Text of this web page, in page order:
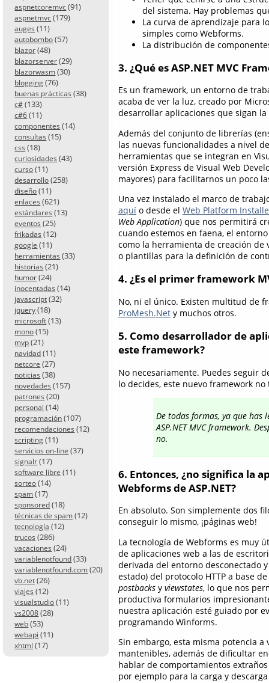
aspnetcoremvc (91)
aspnetmvc (179)
auges (11)
autobombo (57)
blazor (48)
blazorserver (29)
blazorwasm (30)
blogging (76)
buenas prácticas (38)
c# (133)
c#6 (11)
componentes (14)
consultas (15)
css (18)
curiosidades (43)
curso (11)
desarrollo (258)
diseño (11)
enlaces (621)
estándares (13)
eventos (25)
frikadas (12)
google (11)
herramientas (33)
historias (21)
humor (24)
inocentadas (14)
javascript (32)
jquery (18)
microsoft (13)
mono (15)
mvp (21)
navidad (11)
netcore (27)
noticias (38)
novedades (157)
patrones (20)
personal (14)
programación (107)
recomendaciones (12)
scripting (11)
servicios on-line (37)
signalr (17)
software libre (11)
sorteo (14)
spam (17)
sponsored (18)
técnicas de spam (12)
tecnología (12)
trucos (286)
vacaciones (24)
variablenotfound (33)
variablenotfound.com (20)
vb.net (26)
viajes (12)
visualstudio (11)
vs2008 (28)
web (53)
webapi (11)
xhtml (17)
del sistema. Hay problemas
La curva de aprendizaje para
simples como Webforms.
La distribución de
3. ¿Qué es ASP.NET MVC
Es un framework, un entorno de
acaba de ver la luz, creado por
desarrollar aplicaciones que sigan la
Además del conjunto de librerías
las nuevas funcionalidades a nivel
herramientas que se integran en
versión Express de Visual Web
mayores) para facilitarnos un poco
Una vez instalado el marco de
aquí o desde el Web Platform
Web Application) que nos permitirá
cuando estemos en faena, el
como la herramienta de creación de
o plantillas para la definición de
4. ¿Es el primer framework
No, ni el único. Existen multitud de
ProMesh.Net y muchos otros.
5. Como desarrollador de
este framework?
No necesariamente. Puedes seguir
lo decides, este nuevo framework
De todas formas, ya que
ASP.NET MVC framework.
no.
6. Entonces, ¿no significa la
Webforms de ASP.NET?
En absoluto. Son simplemente dos
conseguir lo mismo, ¡páginas web!
La tecnología de Webforms es muy
de aplicaciones web a las de
derivada del entorno desconectado
estado) del protocolo HTTP a base
postbacks y viewstates, lo que nos
productiva formularios
nuestra aplicación esté guiado por
programando Winforms.
Sin embargo, esta misma potencia
mantenibles, además de dificultar
hablar de comportamientos
por ejemplo para la carga y